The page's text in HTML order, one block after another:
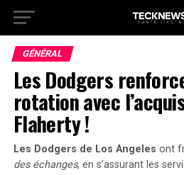
GÉNÉRAL
Les Dodgers
rotation avec
Flaherty !
Les Dodgers de Los Angeles ont
des échanges, en s’assurant les